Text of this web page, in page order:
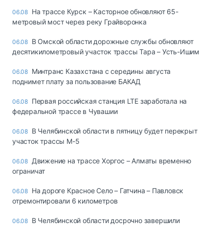
06.08 На трассе Курск – Касторное обновляют 65-
метровый мост через реку Грайворонка
06.08 В Омской области дорожные службы обновляют
десятикилометровый участок трассы Тара – Усть-Ишим
06.08 Минтранс Казахстана с середины августа
поднимет плату за пользование БАКАД
06.08 Первая российская станция LTE заработала на
федеральной трассе в Чувашии
06.08 В Челябинской области в пятницу будет перекрыт
участок трассы М-5
06.08 Движение на трассе Хоргос – Алматы временно
ограничат
06.08 На дороге Красное Село – Гатчина – Павловск
отремонтировали 6 километров
06.08 В Челябинской области досрочно завершили